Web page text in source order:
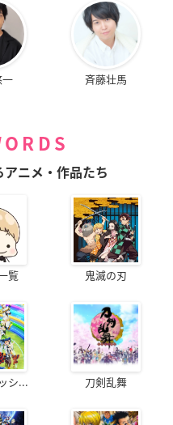
一 斉藤壮馬
ニメ・作品たち
覧 鬼滅の刃
シ... 刀剣乱舞